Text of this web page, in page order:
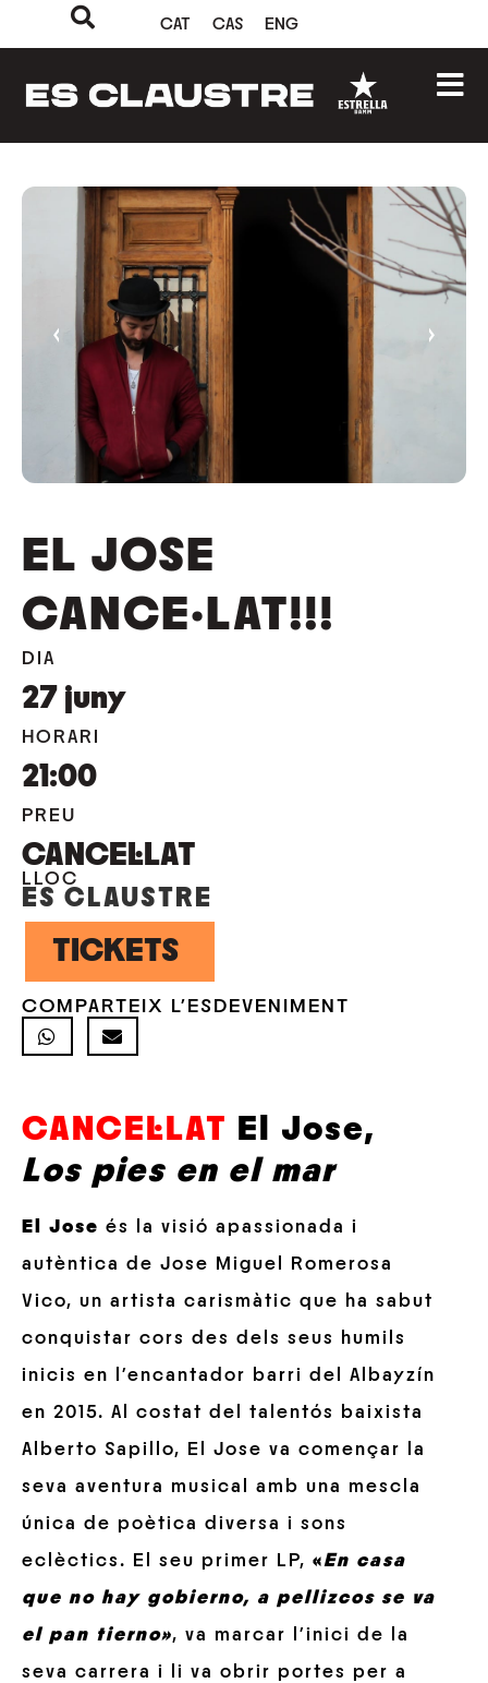
CAT CAS ENG
‹ ›
EL JOSE
CANCE·LAT!!!
DIA
27 juny
HORARI
21:00
PREU
CANCEL·LAT
LLOC
ES CLAUSTRE
TICKETS
COMPARTEIX L'ESDEVENIMENT
CANCEL·LAT El Jose,
Los pies en el mar
El Jose és la visió apassionada i
autèntica de Jose Miguel Romerosa
Vico, un artista carismàtic que ha sabut
conquistar cors des dels seus humils
inicis en l’encantador barri del Albayzín
en 2015. Al costat del talentós baixista
Alberto Sapillo, El Jose va començar la
seva aventura musical amb una mescla
única de poètica diversa i sons
eclèctics. El seu primer LP, «En casa
que no hay gobierno, a pellizcos se va
el pan tierno», va marcar l’inici de la
seva carrera i li va obrir portes per a